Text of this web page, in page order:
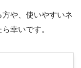
や、使いやすいネ
幸いです。